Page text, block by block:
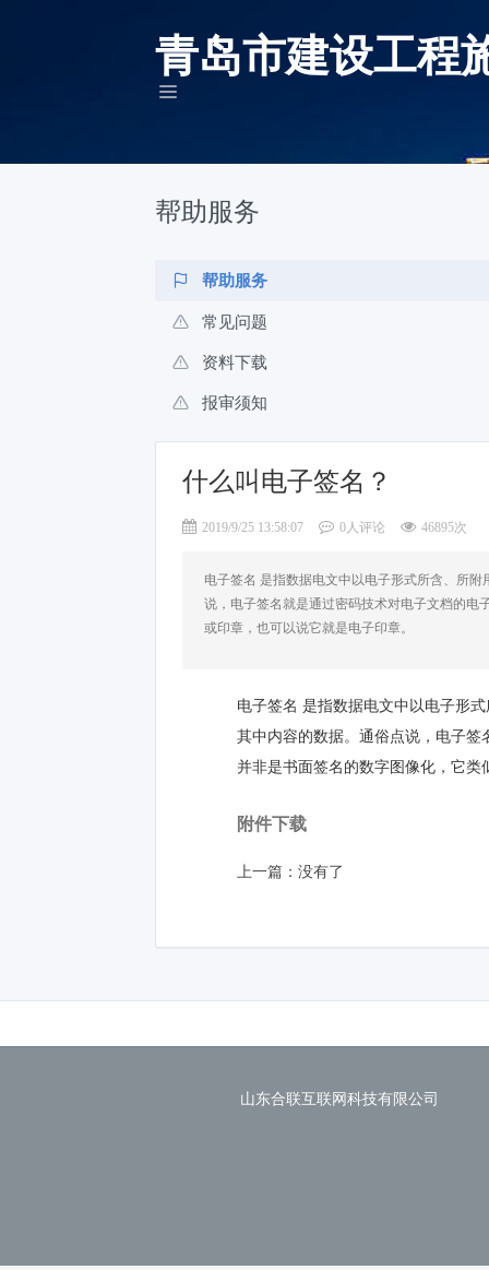
青岛市建设工程
帮助服务
帮助服务
常见问题
资料下载
报审须知
什么叫电子签名？
2019/9/25 13:58:07 0人评论 46895次
电子签名 是指数据电文中以电子形式所含、所
说，电子签名就是通过密码技术对电子文档的电
或印章，也可以说它就是电子印章。
电子签名 是指数据电文中以电子形
其中内容的数据。通俗点说，电子
并非是书面签名的数字图像化，它
附件下载
上一篇：没有了
山东合联互联网科技有限公司